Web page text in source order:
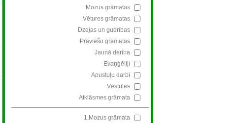
Mozus grāmatas
Vētures grāmatas
Dzejas un gudrības
Praviešu grāmatas
Jaunā derība
Evaņģēliji
Apustuļu darbi
Vēstules
Atklāsmes grāmata
1.Mozus grāmata